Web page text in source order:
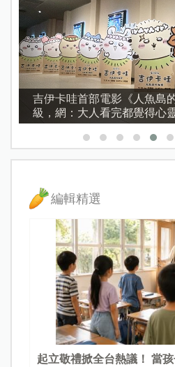
吉伊卡哇首部電影《人魚島
級，網：大人看完都覺得心
編輯精選
起立敬禮掀全台熱議！ 當